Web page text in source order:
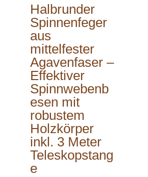
Halbrunder
Spinnenfeger
aus
mittelfester
Agavenfaser –
Effektiver
Spinnwebenb
esen mit
robustem
Holzkörper
inkl. 3 Meter
Teleskopstang
e